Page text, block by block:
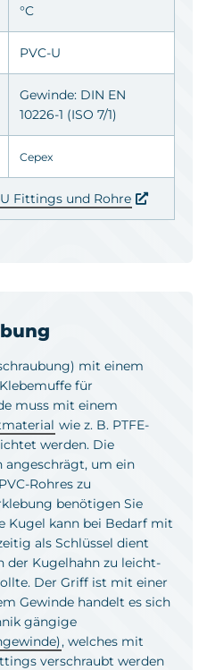
mit einem
für
muss mit einem
wie z. B. PTFE-
werden. Die
angeschrägt, um ein
Rohres zu
benötigen Sie
Kugel kann bei Bedarf mit
als Schlüssel dient
der Kugelhahn zu leicht-
Der Griff ist mit einer
Gewinde handelt es sich
gängige
, welches mit
verschraubt werden
°C
PVC-U
Gewinde: DIN EN
10226-1 (ISO 7/1)
Cepex
Fittings und Rohre